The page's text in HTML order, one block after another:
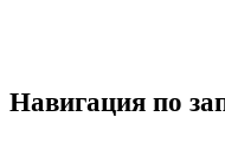
Навигация по